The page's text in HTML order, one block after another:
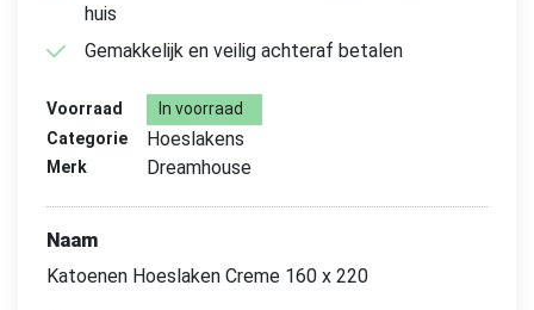
huis
Gemakkelijk en veilig achteraf betalen
Voorraad
In voorraad
Categorie
Hoeslakens
Merk Dreamhouse
Naam
Katoenen Hoeslaken Creme 160 x 220